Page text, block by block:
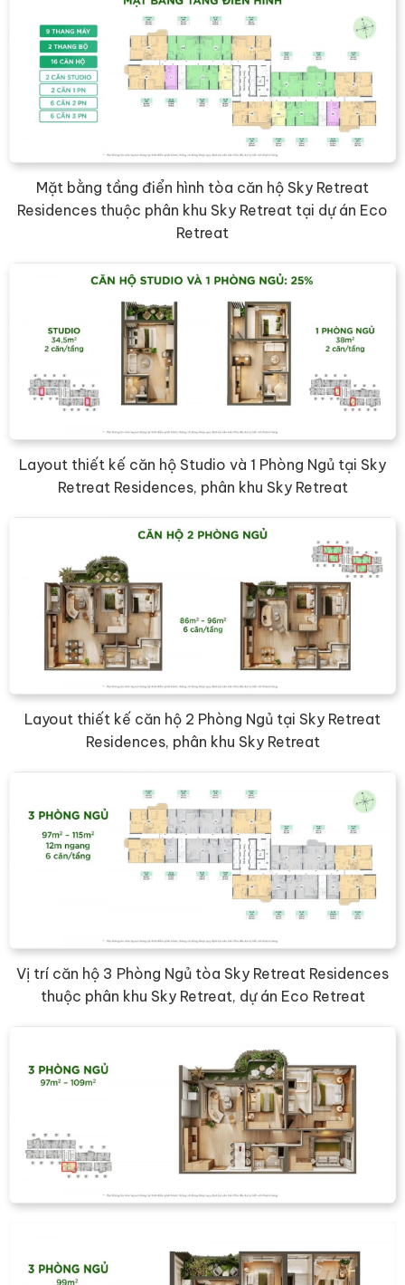
Mặt bằng tầng điển hình tòa căn hộ Sky Retreat
Residences thuộc phân khu Sky Retreat tại dự án Eco
Retreat
Layout thiết kế căn hộ Studio và 1 Phòng Ngủ tại Sky
Retreat Residences, phân khu Sky Retreat
Layout thiết kế căn hộ 2 Phòng Ngủ tại Sky Retreat
Residences, phân khu Sky Retreat
Vị trí căn hộ 3 Phòng Ngủ tòa Sky Retreat Residences
thuộc phân khu Sky Retreat, dự án Eco Retreat